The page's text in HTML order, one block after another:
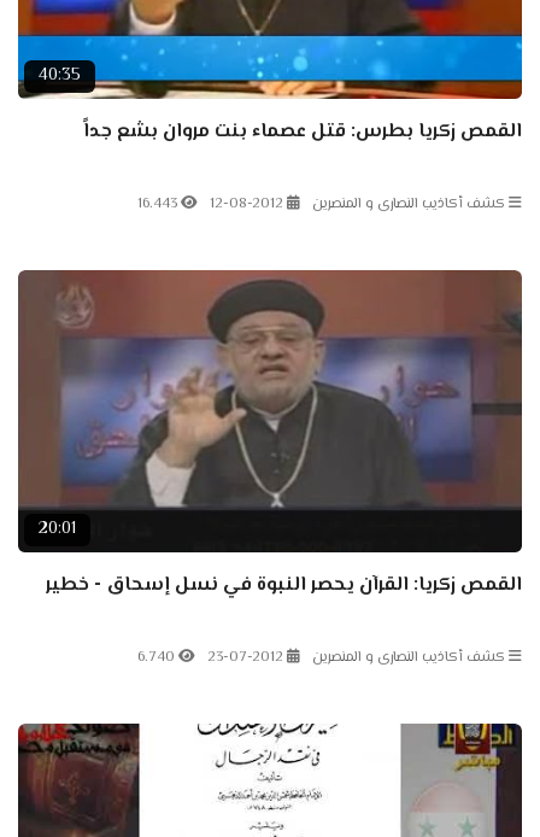
40:35
القمص زكريا بطرس: قتل عصماء بنت مروان بشع جداً
كشف أكاذيب النصارى و المنصرين 12-08-2012
16.443
20:01
القمص زكريا: القرآن يحصر النبوة في نسل إسحاق - خطير
كشف أكاذيب النصارى و المنصرين 23-07-2012
6.740